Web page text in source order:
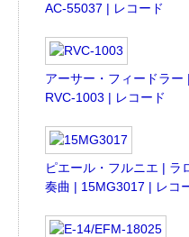
AC-55037 | レコード
アーサー・フィードラ
RVC-1003 | レコード
ピエール・フルニエ | ラ
奏曲 | 15MG3017 | レコ